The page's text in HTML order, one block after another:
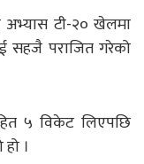
अभ्यास टी-२० खेलमा
सहजै पराजित गरेको
५ विकेट लिएपछि
।